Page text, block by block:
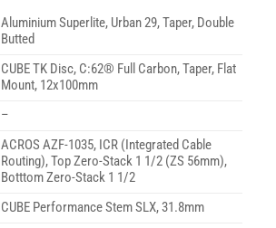
Aluminium Superlite, Urban 29, Taper, Double
Butted
CUBE TK Disc, C:62® Full Carbon, Taper, Flat
Mount, 12x100mm
–
ACROS AZF-1035, ICR (Integrated Cable
Routing), Top Zero-Stack 1 1/2 (ZS 56mm),
Botttom Zero-Stack 1 1/2
CUBE Performance Stem SLX, 31.8mm